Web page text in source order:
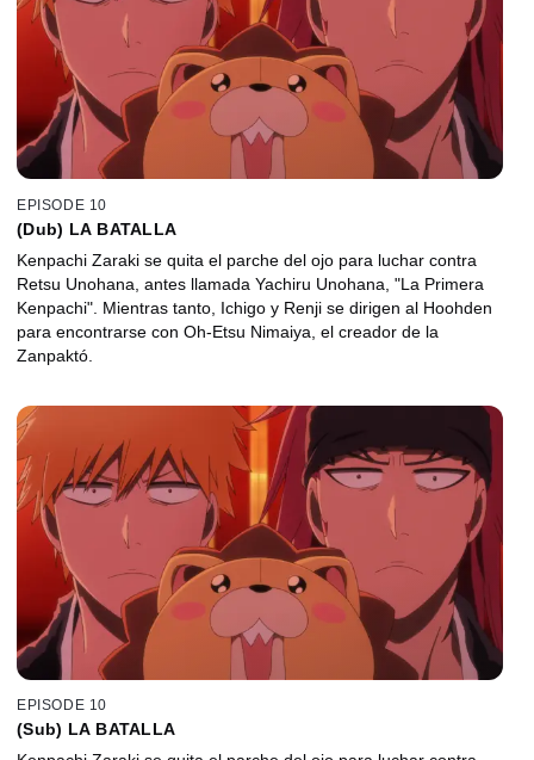
EPISODE 10
(Dub) LA BATALLA
Kenpachi Zaraki se quita el parche del ojo para luchar contra
Retsu Unohana, antes llamada Yachiru Unohana, "La Primera
Kenpachi". Mientras tanto, Ichigo y Renji se dirigen al Hoohden
para encontrarse con Oh-Etsu Nimaiya, el creador de la
Zanpaktó.
EPISODE 10
(Sub) LA BATALLA